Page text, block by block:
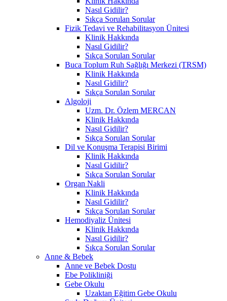
Nasıl Gidilir?
Sıkça Sorulan Sorular
Fizik Tedavi ve Rehabilitasyon Ünitesi
Klinik Hakkında
Nasıl Gidilir?
Sıkça Sorulan Sorular
Buca Toplum Ruh Sağlığı Merkezi (TRSM)
Klinik Hakkında
Nasıl Gidilir?
Sıkça Sorulan Sorular
Algoloji
Uzm. Dr. Özlem MERCAN
Klinik Hakkında
Nasıl Gidilir?
Sıkça Sorulan Sorular
Dil ve Konuşma Terapisi Birimi
Klinik Hakkında
Nasıl Gidilir?
Sıkça Sorulan Sorular
Organ Nakli
Klinik Hakkında
Nasıl Gidilir?
Sıkça Sorulan Sorular
Hemodiyaliz Ünitesi
Klinik Hakkında
Nasıl Gidilir?
Sıkça Sorulan Sorular
Anne & Bebek
Anne ve Bebek Dostu
Ebe Polikliniği
Gebe Okulu
Uzaktan Eğitim Gebe Okulu